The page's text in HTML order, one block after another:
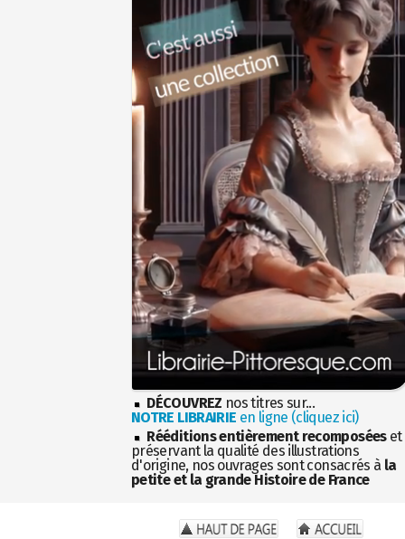
DÉCOUVREZ nos titres sur...
NOTRE LIBRAIRIE en ligne (cliquez ici)
Rééditions entièrement recomposéeset
préservant la qualité des illustrations
d'origine, nos ouvrages sont consacrés à la
petite et la grande Histoire de France